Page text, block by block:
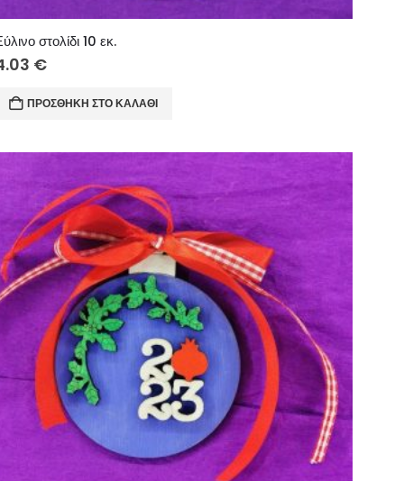
στολίδι 10 εκ.
€
ΠΡΟΣΘΉΚΗ ΣΤΟ ΚΑΛΆΘΙ